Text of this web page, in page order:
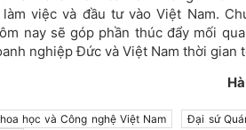
việc và đầu tư vào Việt Nam.
nay sẽ góp phần thúc đẩy mối
nghiệp Đức và Việt Nam thời gian
học và Công nghệ Việt Nam
Đại sứ